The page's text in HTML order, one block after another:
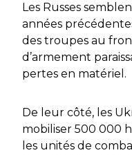
Les Russes
années
des troupes au
d’armement
pertes en matériel.
De leur côté, les
mobiliser 500 000
les unités de